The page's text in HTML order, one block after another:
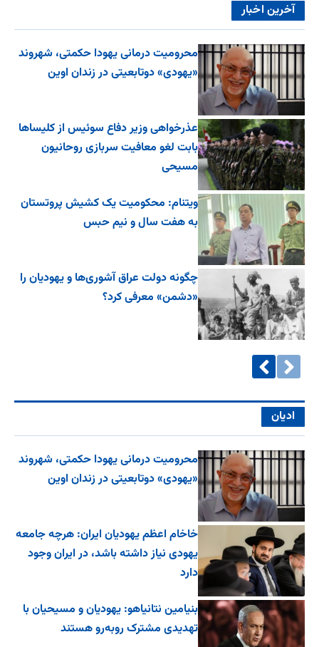
آخرین اخبار
محرومیت درمانی یهودا حکمتی، شهروند
«یهودی» دوتابعیتی در زندان اوین
عذرخواهی وزیر دفاع سوئیس از کلیساها
بابت لغو معافیت سربازی روحانیون
مسیحی
ویتنام: محکومیت یک کشیش پروتستان
به هفت سال و نیم حبس
چگونه دولت عراق آشوری‌ها و یهودیان را
«دشمن» معرفی کرد؟
ادیان
محرومیت درمانی یهودا حکمتی، شهروند
«یهودی» دوتابعیتی در زندان اوین
خاخام اعظم یهودیان ایران: هرچه جامعه
یهودی نیاز داشته باشد، در ایران وجود
دارد
بنیامین نتانیاهو: یهودیان و مسیحیان با
تهدیدی مشترک روبه‌رو هستند